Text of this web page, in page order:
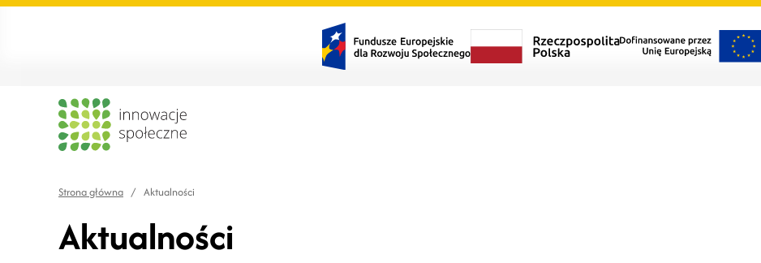
Strona główna / Aktualności
Aktualności